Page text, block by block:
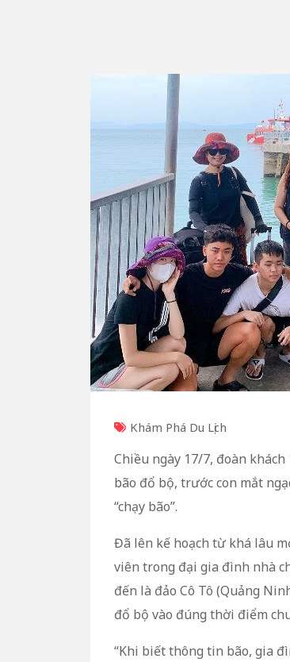
Khám Phá Du Lịch
Chiều ngày 17/7, đoàn
bão đổ bộ, trước con mắt
“chạy bão”.
Đã lên kế hoạch từ khá lâu
viên trong đại gia đình nhà
đến là đảo Cô Tô (Quảng
đổ bộ vào đúng thời điểm
“Khi biết thông tin bão, gia